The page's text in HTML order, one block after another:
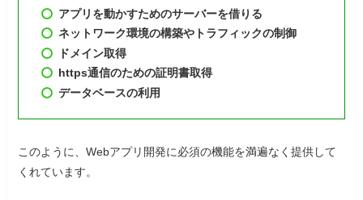
アプリを動かすためのサーバーを借りる
ネットワーク環境の構築やトラフィックの制御
ドメイン取得
https通信のための証明書取得
データベースの利用
このように、Webアプリ開発に必須の機能を満遍なく提供して
くれています。